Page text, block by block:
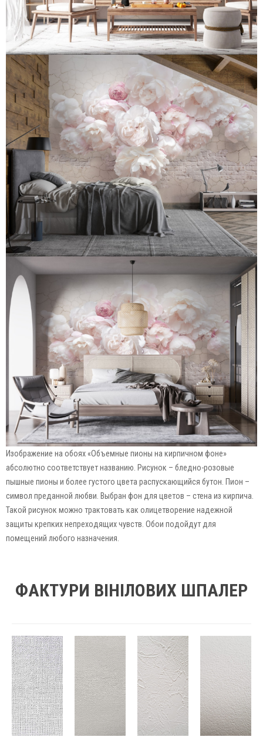
Изображение на обоях «Объемные пионы на кирпичном фоне»
абсолютно соответствует названию. Рисунок – бледно-розовые
пышные пионы и более густого цвета распускающийся бутон. Пион –
символ преданной любви. Выбран фон для цветов – стена из кирпича.
Такой рисунок можно трактовать как олицетворение надежной
защиты крепких непреходящих чувств. Обои подойдут для
помещений любого назначения.
ФАКТУРИ ВІНІЛОВИХ ШПАЛЕР